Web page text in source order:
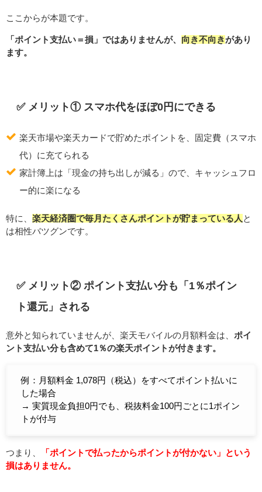
ここからが本題です。
「ポイント支払い＝損」ではありませんが、 向き不向きがあり
ます。
✅ メリット① スマホ代をほぼ0円にできる
楽天市場や楽天カードで貯めたポイントを、固定費（スマホ
代）に充てられる
家計簿上は「現金の持ち出しが減る」ので、キャッシュフロ
ー的に楽になる
特に、 楽天経済圏で毎月たくさんポイントが貯まっている人 と
は相性バツグンです。
✅ メリット② ポイント支払い分も「1％ポイン
ト還元」される
意外と知られていませんが、楽天モバイルの月額料金は、 ポイ
ント支払い分も含めて1％の楽天ポイントが付きます。
例：月額料金 1,078円（税込）をすべてポイント払いに
した場合
→ 実質現金負担0円でも、税抜料金100円ごとに1ポイン
トが付与
つまり、
「ポイントで払ったからポイントが付かない」という
損はありません。